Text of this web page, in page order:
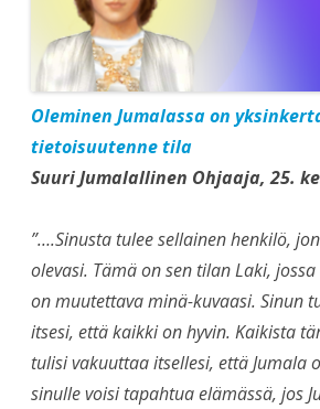
Oleminen Jumalassa on
tietoisuutenne tila
Suuri Jumalallinen Ohjaaja, 25.
”….Sinusta tulee sellainen henkilö,
olevasi. Tämä on sen tilan Laki,
on muutettava minä-kuvaasi. Sinun
itsesi, että kaikki on hyvin. Kaikista
tulisi vakuuttaa itsellesi, että Jumala
sinulle voisi tapahtua elämässä, jos